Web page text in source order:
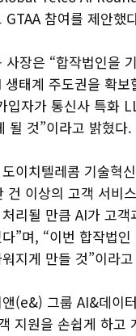
GTAA 참여를 제안했
장은 “합작법인을
태계 주도권을 확보
입자가 통신사 특화
될 것”이라고 밝혔다.
이치텔레콤 기술혁
건 이상의 고객 서비
리될 만큼 AI가 고
”며, “이번 합작법
지게 만들 것”이라
(e&) 그룹 AI&데이
지원을 손쉽게 하고